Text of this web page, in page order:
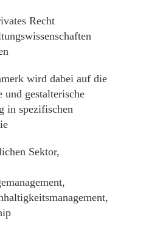
Recht
wird dabei auf die
und gestalterische
in spezifischen
Sektor,